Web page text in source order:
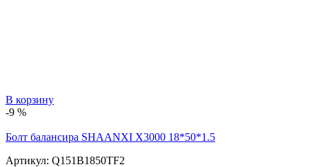
В корзину
-9 %
Болт балансира SHAANXI Х3000 18*50*1.5
Артикул: Q151B1850TF2